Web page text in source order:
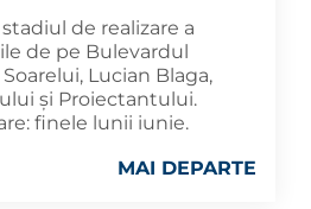
de realizare a
de pe Bulevardul
Lucian Blaga,
și Proiectantului.
finele lunii iunie.
MAI DEPARTE